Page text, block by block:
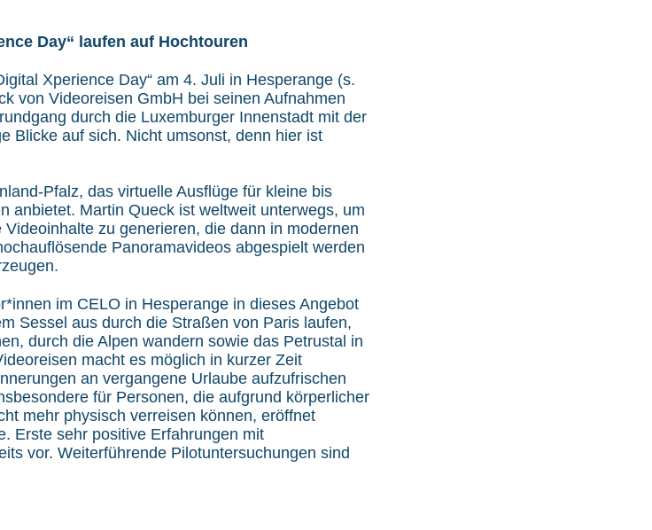
Day“ laufen auf Hochtouren
Xperience Day“ am 4. Juli in Hesperange (s.
von Videoreisen GmbH bei seinen Aufnahmen
durch die Luxemburger Innenstadt mit der
Blicke auf sich. Nicht umsonst, denn hier ist
Pfalz, das virtuelle Ausflüge für kleine bis
anbietet. Martin Queck ist weltweit unterwegs, um
zu generieren, die dann in modernen
Panoramavideos abgespielt werden
im CELO in Hesperange in dieses Angebot
Sessel aus durch die Straßen von Paris laufen,
durch die Alpen wandern sowie das Petrustal in
macht es möglich in kurzer Zeit
an vergangene Urlaube aufzufrischen
für Personen, die aufgrund körperlicher
mehr physisch verreisen können, eröffnet
Erste sehr positive Erfahrungen mit
vor. Weiterführende Pilotuntersuchungen sind